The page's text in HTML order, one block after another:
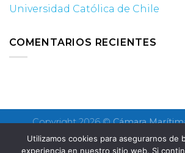
Universidad Católica de Chile
COMENTARIOS RECIENTES
Copyright 2026 ©Cámara
Utilizamos cookies para asegurarnos de
experiencia en nuestro sitio web. Si